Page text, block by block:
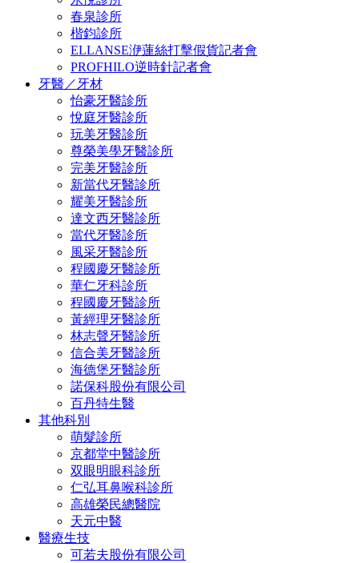
春泉診所
楷鈞診所
ELLANSE洢蓮絲打擊假貨記者會
PROFHILO逆時針記者會
牙醫／牙材
怡豪牙醫診所
悅庭牙醫診所
玩美牙醫診所
尊榮美學牙醫診所
完美牙醫診所
新當代牙醫診所
耀美牙醫診所
達文西牙醫診所
當代牙醫診所
風采牙醫診所
程國慶牙醫診所
華仁牙科診所
程國慶牙醫診所
黃經理牙醫診所
林志聲牙醫診所
信合美牙醫診所
海德堡牙醫診所
諾保科股份有限公司
百丹特生醫
其他科別
萌髮診所
京都堂中醫診所
双眼明眼科診所
仁弘耳鼻喉科診所
高雄榮民總醫院
天元中醫
醫療生技
可若夫股份有限公司